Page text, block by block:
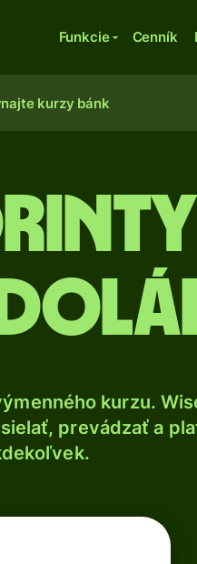
Funkcie Cenník
kurzy bánk
kurzu.
prevádzať a